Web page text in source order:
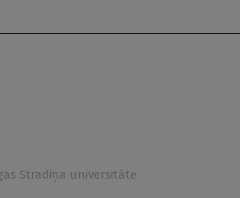
Stradiņa universitāte